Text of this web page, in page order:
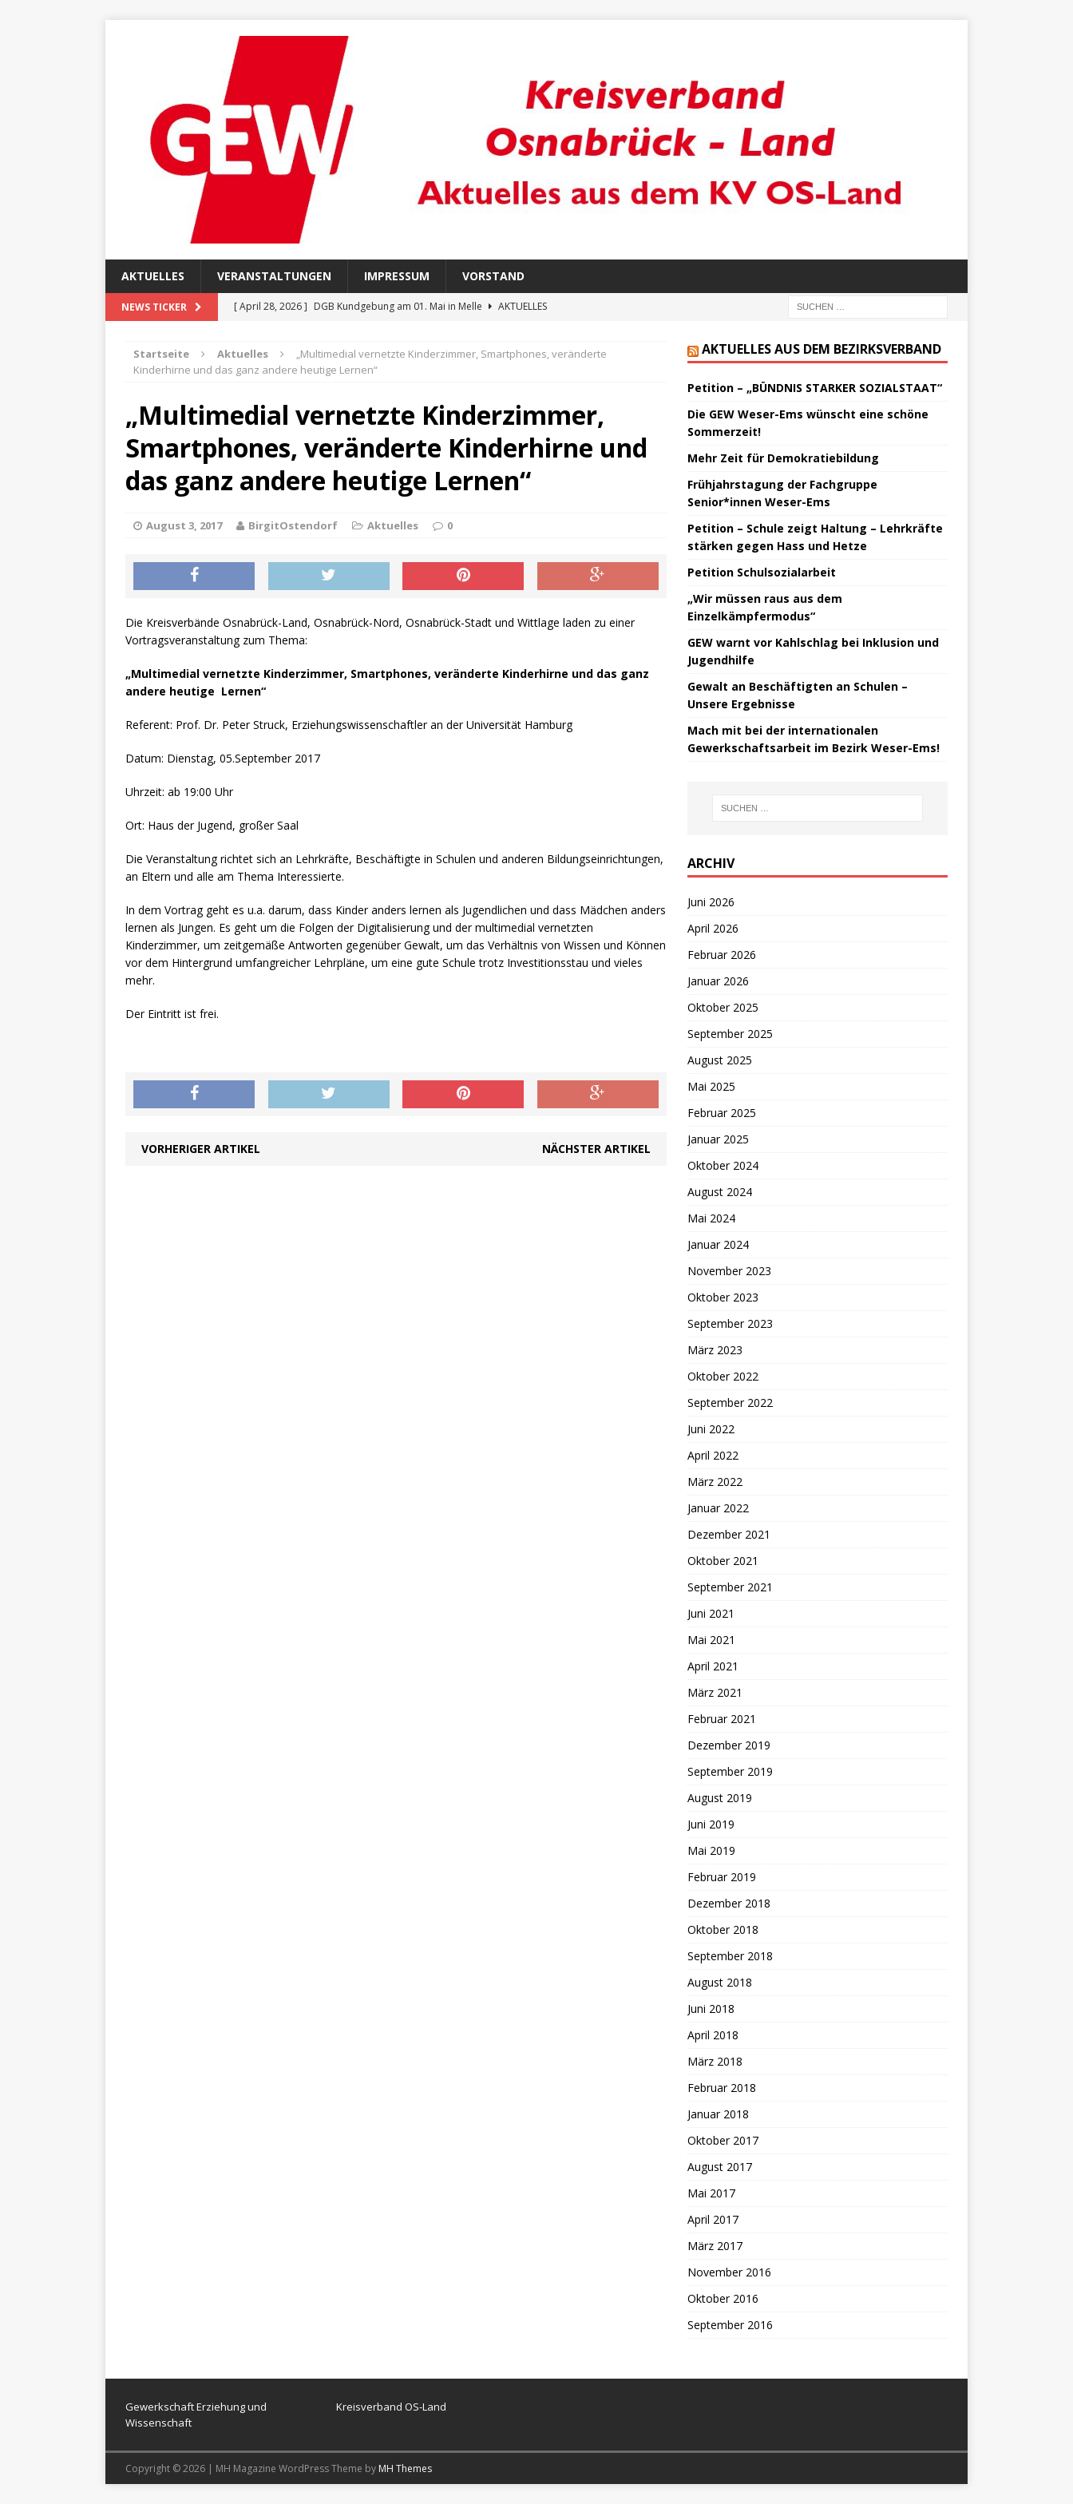
AKTUELLES VERANSTALTUNGEN IMPRESSUM VORSTAND
NEWS TICKER [ April 28, 2026 ] DGB Kundgebung am 01. Mai in Melle
AKTUELLES
Grundschulen im Mai 2026
UNCATEGORIZED
[ Januar 27, 2026 ] Einladung zum DGB-Frauenfrühstück am 08.03.2026
AKTUELLES
[ Juni 24, 2026 ]
Faktencheck zur Wahl des Landrates/der Landrätin am 18. August
AKTUELLES
Startseite Aktuelles
„Multimedial vernetzte Kinderzimmer, Smartphones, veränderte
Kinderhirne und das ganz andere heutige Lernen“
„Multimedial vernetzte Kinderzimmer,
Smartphones, veränderte Kinderhirne und
das ganz andere heutige Lernen“
August 3, 2017 BirgitOstendorf Aktuelles 0
Die Kreisverbände Osnabrück-Land, Osnabrück-Nord, Osnabrück-Stadt und Wittlage laden zu einer
Vortragsveranstaltung zum Thema:
„Multimedial vernetzte Kinderzimmer, Smartphones, veränderte Kinderhirne und das ganz
andere heutige Lernen“
Referent: Prof. Dr. Peter Struck, Erziehungswissenschaftler an der Universität Hamburg
Datum: Dienstag, 05.September 2017
Uhrzeit: ab 19:00 Uhr
Ort: Haus der Jugend, großer Saal
Die Veranstaltung richtet sich an Lehrkräfte, Beschäftigte in Schulen und anderen Bildungseinrichtungen,
an Eltern und alle am Thema Interessierte.
In dem Vortrag geht es u.a. darum, dass Kinder anders lernen als Jugendlichen und dass Mädchen anders
lernen als Jungen. Es geht um die Folgen der Digitalisierung und der multimedial vernetzten
Kinderzimmer, um zeitgemäße Antworten gegenüber Gewalt, um das Verhältnis von Wissen und Können
vor dem Hintergrund umfangreicher Lehrpläne, um eine gute Schule trotz Investitionsstau und vieles
mehr.
Der Eintritt ist frei.
VORHERIGER ARTIKEL NÄCHSTER ARTIKEL
AKTUELLES AUS DEM BEZIRKSVERBAND
Petition – „BÜNDNIS STARKER SOZIALSTAAT“
Die GEW Weser-Ems wünscht eine schöne
Sommerzeit!
Mehr Zeit für Demokratiebildung
Frühjahrstagung der Fachgruppe
Senior*innen Weser-Ems
Petition – Schule zeigt Haltung – Lehrkräfte
stärken gegen Hass und Hetze
Petition Schulsozialarbeit
„Wir müssen raus aus dem
Einzelkämpfermodus“
GEW warnt vor Kahlschlag bei Inklusion und
Jugendhilfe
Gewalt an Beschäftigten an Schulen –
Unsere Ergebnisse
Mach mit bei der internationalen
Gewerkschaftsarbeit im Bezirk Weser-Ems!
ARCHIV
Juni 2026
April 2026
Februar 2026
Januar 2026
Oktober 2025
September 2025
August 2025
Mai 2025
Februar 2025
Januar 2025
Oktober 2024
August 2024
Mai 2024
Januar 2024
November 2023
Oktober 2023
September 2023
März 2023
Oktober 2022
September 2022
Juni 2022
April 2022
März 2022
Januar 2022
Dezember 2021
Oktober 2021
September 2021
Juni 2021
Mai 2021
April 2021
März 2021
Februar 2021
Dezember 2019
September 2019
August 2019
Juni 2019
Mai 2019
Februar 2019
Dezember 2018
Oktober 2018
September 2018
August 2018
Juni 2018
April 2018
März 2018
Februar 2018
Januar 2018
Oktober 2017
August 2017
Mai 2017
April 2017
März 2017
November 2016
Oktober 2016
September 2016
Gewerkschaft Erziehung und
Wissenschaft
Kreisverband OS-Land
Copyright © 2026 | MH Magazine WordPress Theme by MH Themes